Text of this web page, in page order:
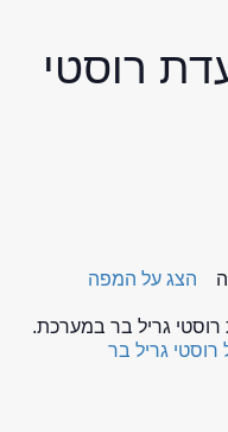
רוסטי
הצג על המפה
רוסטי גריל בר במערכת.
גריל בר